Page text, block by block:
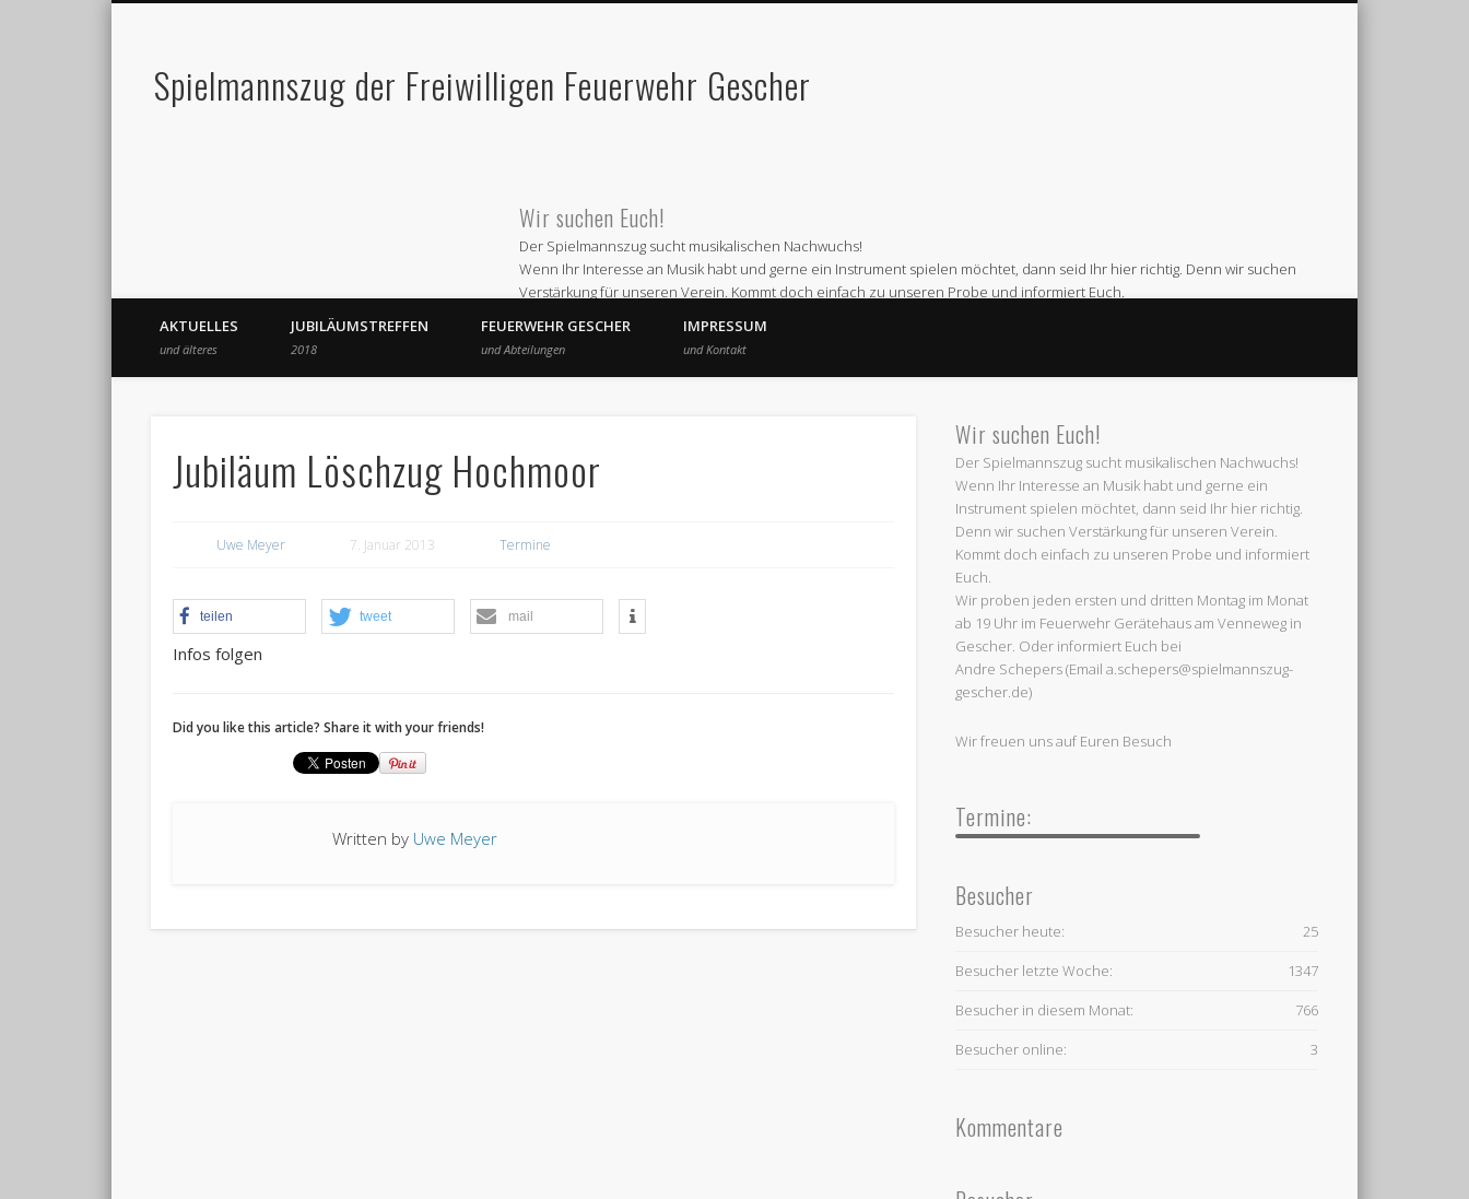
Spielmannszug der Freiwilligen Feuerwehr Gescher
Wir suchen Euch!
Der Spielmannszug sucht musikalischen Nachwuchs!
Wenn Ihr Interesse an Musik habt und gerne ein Instrument spielen möchtet, dann seid Ihr hier richtig. Denn wir suchen
Verstärkung für unseren Verein. Kommt doch einfach zu unseren Probe und informiert Euch.
Oder informiert Euch bei
Andre Schepers (Email a.schepers@spielmannszug-gescher.de)
AKTUELLES
und älteres
JUBILÄUMSTREFFEN
2018
FEUERWEHR GESCHER
und Abteilungen
IMPRESSUM
und Kontakt
Jubiläum Löschzug Hochmoor
Uwe Meyer 7. Januar 2013 Termine
teilen tweet mail
Infos folgen
Did you like this article? Share it with your friends!
Written by Uwe Meyer
Wir suchen Euch!
Der Spielmannszug sucht musikalischen Nachwuchs!
Wenn Ihr Interesse an Musik habt und gerne ein
Instrument spielen möchtet, dann seid Ihr hier richtig.
Denn wir suchen Verstärkung für unseren Verein.
Kommt doch einfach zu unseren Probe und informiert
Euch.
Wir proben jeden ersten und dritten Montag im Monat
ab 19 Uhr im Feuerwehr Gerätehaus am Venneweg in
Gescher. Oder informiert Euch bei
Andre Schepers (Email a.schepers@spielmannszug-
gescher.de)
Wir freuen uns auf Euren Besuch
Termine:
Besucher
25
Besucher heute:
1347
Besucher letzte Woche:
766
Besucher in diesem Monat:
3
Besucher online:
Kommentare